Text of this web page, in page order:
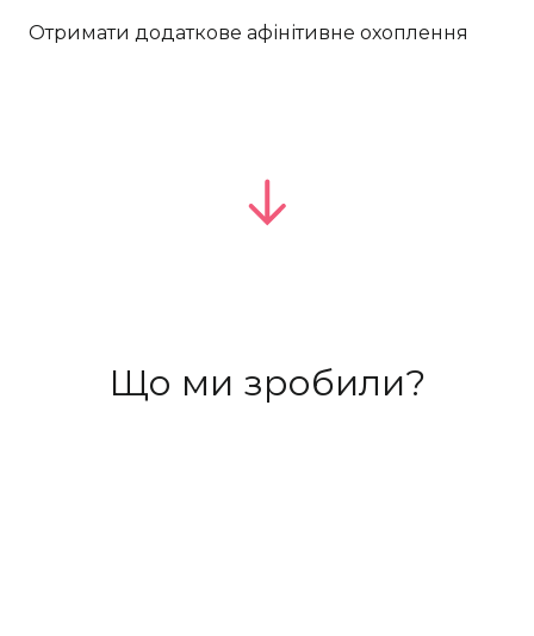
Отримати додаткове афінітивне охоплення
Що ми зробили?